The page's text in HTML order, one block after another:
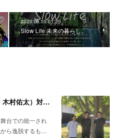
2020.08.10 01:20
Slow Life 未来の暮らし。
【鼓童（中込健太・住吉佑太・木村佑太）対談】即興で得られる新たな感覚。
台での統一され
ら逸脱するも…